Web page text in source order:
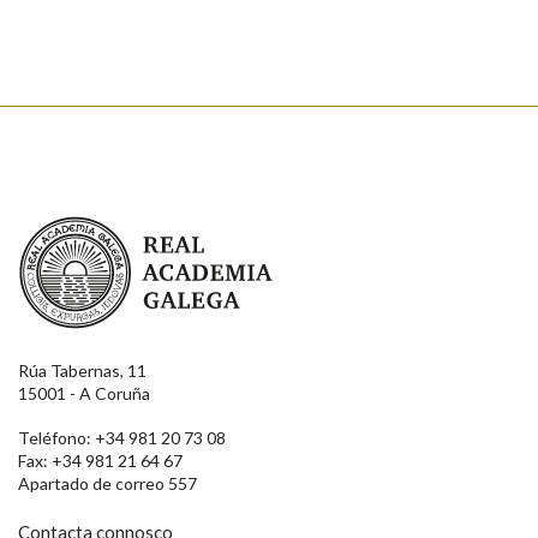
Real Academia Galega
Rúa Tabernas, 11
15001 - A Coruña
Teléfono: +34 981 20 73 08
Fax: +34 981 21 64 67
Apartado de correo 557
Contacta connosco